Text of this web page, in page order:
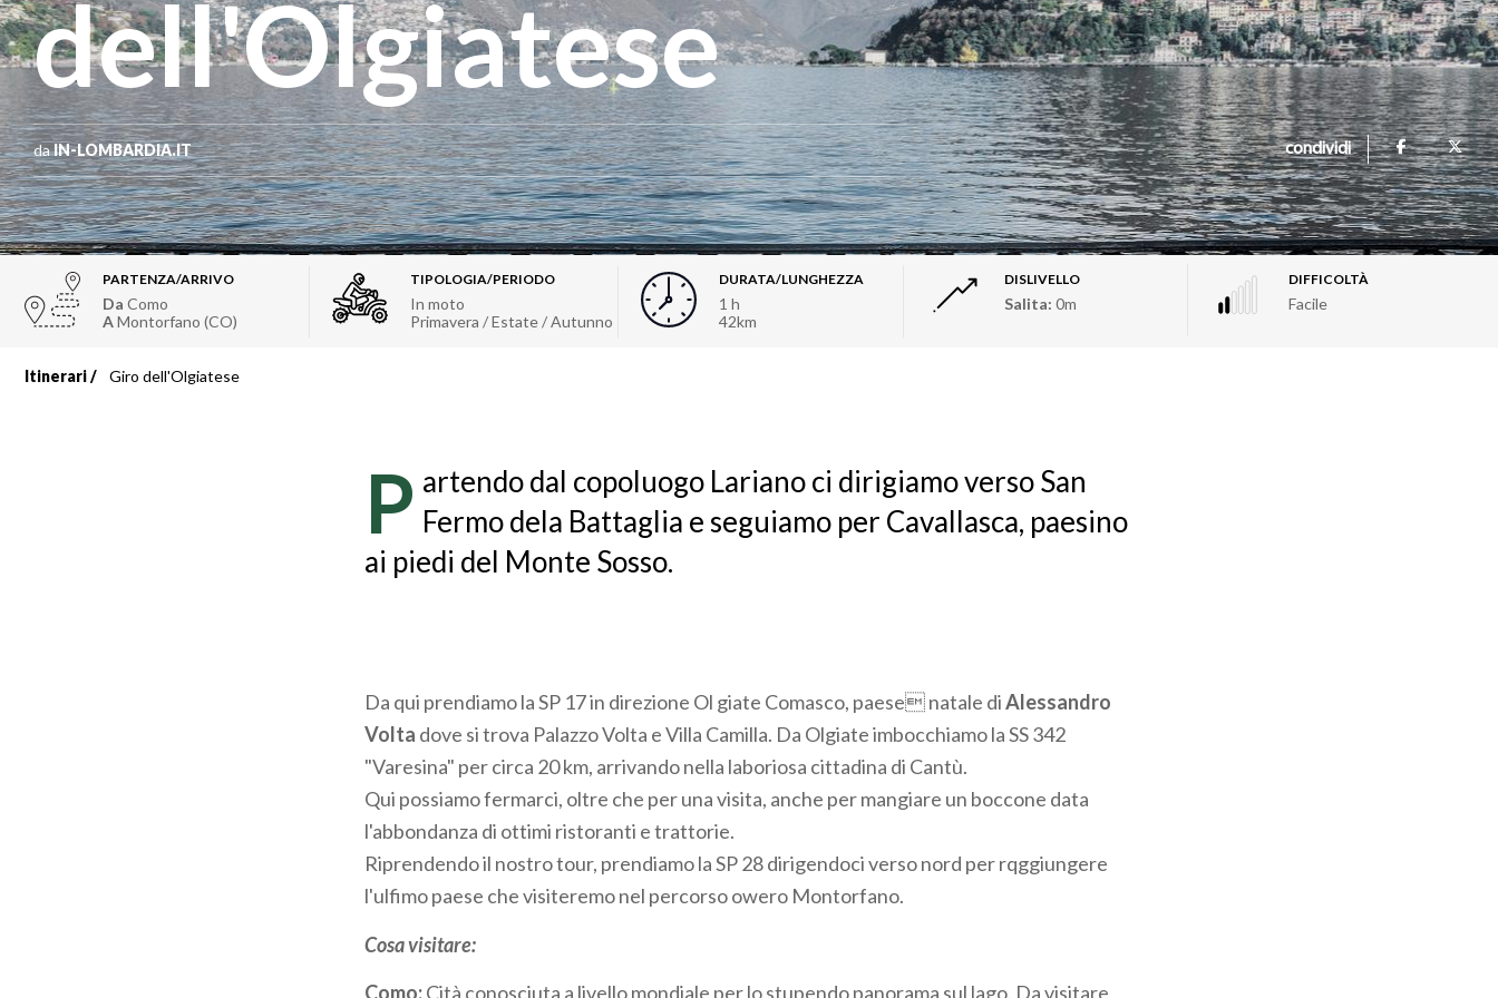
dell'Olgiatese
daIN-LOMBARDIA.IT condividi
PARTENZA/ARRIVO
Da Como
AMontorfano (CO)
TIPOLOGIA/PERIODO
In moto
Primavera / Estate / Autunno
DURATA/LUNGHEZZA
1 h
42km
DISLIVELLO
Salita: 0m
DIFFICOLTÀ
Facile
Itinerari Giro dell'Olgiatese
P artendo dal copoluogo Lariano ci dirigiamo verso San
Fermo dela Battaglia e seguiamo per Cavallasca, paesino
ai piedi del Monte Sosso.
Da qui prendiamo la SP 17 in direzione Ol giate Comasco, paese natale diAlessandro
Volta dove si trova Palazzo Volta e Villa Camilla. Da Olgiate imbocchiamo la SS 342
"Varesina" per circa 20 km, arrivando nella laboriosa cittadina di Cantù.
Qui possiamo fermarci, oltre che per una visita, anche per mangiare un boccone data
l'abbondanza di ottimi ristoranti e trattorie.
Riprendendo il nostro tour, prendiamo la SP 28 dirigendoci verso nord per rqggiungere
l'ulfimo paese che visiteremo nel percorso owero Montorfano.
Cosa visitare:
Como:Cità conosciuta a livello mondiale per lo stupendo panorama sul lago. Da visitare